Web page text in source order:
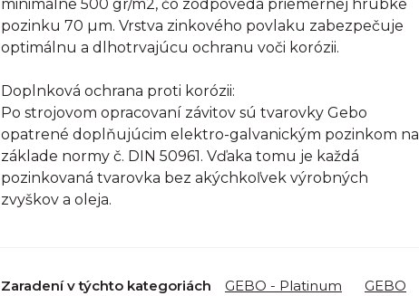
minimálne 500 gr/m2, čo zodpovedá priemernej hrúbke
pozinku 70 µm. Vrstva zinkového povlaku zabezpečuje
optimálnu a dlhotrvajúcu ochranu voči korózii.
Doplnková ochrana proti korózii:
Po strojovom opracovaní závitov sú tvarovky Gebo
opatrené doplňujúcim elektro-galvanickým pozinkom na
základe normy č. DIN 50961. Vďaka tomu je každá
pozinkovaná tvarovka bez akýchkoľvek výrobných
zvyškov a oleja.
Zaradení v týchto kategoriách GEBO - Platinum GEBO